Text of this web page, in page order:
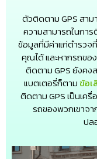
ตัวติดตาม GPS สา
ความสามารถในก
ข้อมูลที่มีค่าแก่ตำรวจ
คุณได้ และหากรถขอ
ติดตาม GPS ยังคง
แบตเตอรี่ก็ตามข้อ
ติดตาม GPS เป็นเ
รถของพวกเขาจา
ปล